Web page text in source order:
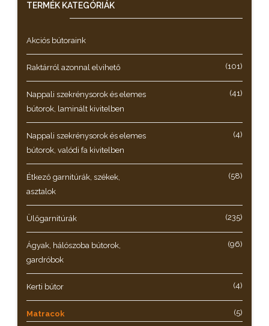
TERMÉK KATEGÓRIÁK
Akciós bútoraink
Raktárról azonnal elvihető (101)
Nappali szekrénysorok és elemes
bútorok, laminált kivitelben
(41)
Nappali szekrénysorok és elemes
bútorok, valódi fa kivitelben
(4)
Étkező garnitúrák, székek,
asztalok
(58)
Ülőgarnitúrák (235)
Ágyak, hálószoba bútorok,
gardróbok
(96)
Kerti bútor (4)
Matracok (5)